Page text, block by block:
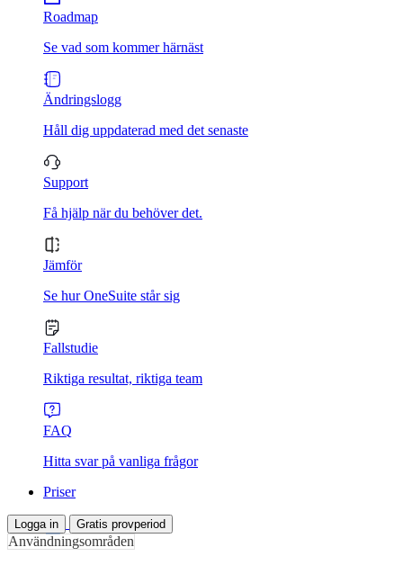
Roadmap
Se vad som kommer härnäst
Ändringslogg
Håll dig uppdaterad med det senaste
Support
Få hjälp när du behöver det.
Jämför
Se hur OneSuite står sig
Fallstudie
Riktiga resultat, riktiga team
FAQ
Hitta svar på vanliga frågor
Priser
Logga in Gratis provperiod
Användningsområden